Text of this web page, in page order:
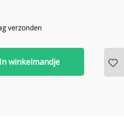
verzonden
In winkelmandje